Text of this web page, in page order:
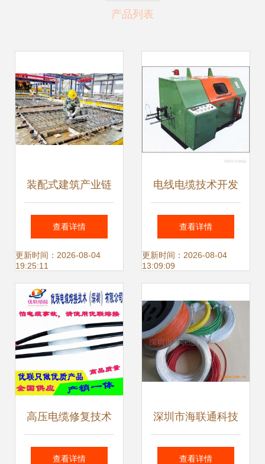
产品列表
装配式建筑产业链
升级 电线电缆技术
开发的创新突破与
整合路径
查看详情
更新时间：2026-08-04
19:25:11
电线电缆技术开发
推动现代工业与生
活的核心动力
查看详情
更新时间：2026-08-04
13:09:09
高压电缆修复技术
电缆熔接头在10kV
查看详情
深圳市海联通科技
控制电缆产品列表
查看详情